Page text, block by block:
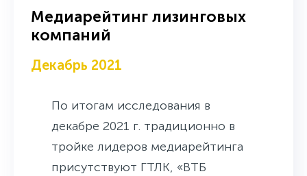
Медиарейтинг лизинговых
компаний
Декабрь 2021
По итогам исследования в
декабре 2021 г. традиционно в
тройке лидеров медиарейтинга
присутствуют ГТЛК, «ВТБ